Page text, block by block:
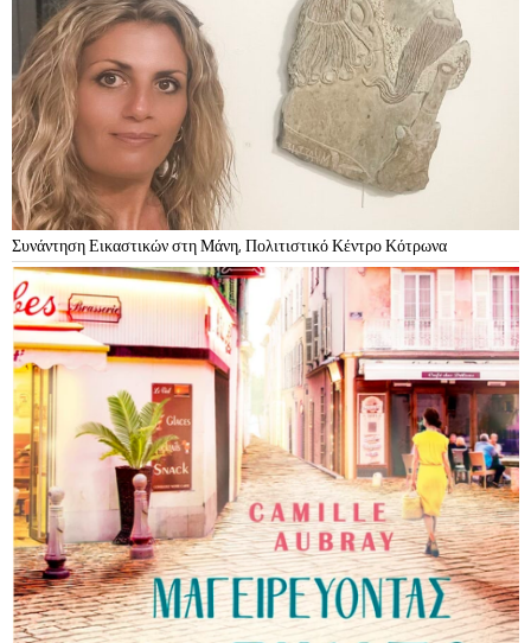
Συνάντηση Εικαστικών στη Μάνη, Πολιτιστικό Κέντρο Κότρωνα